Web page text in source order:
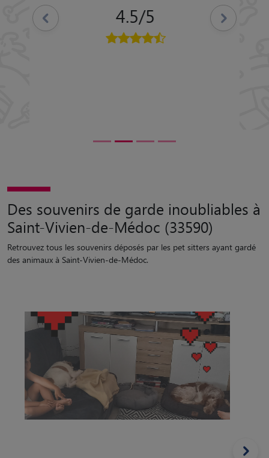
4.5/5
des animaux à Saint-Vivien-de-Médoc.
“
Hidalgo et Jocker, deux toutous senior bien dans leurs